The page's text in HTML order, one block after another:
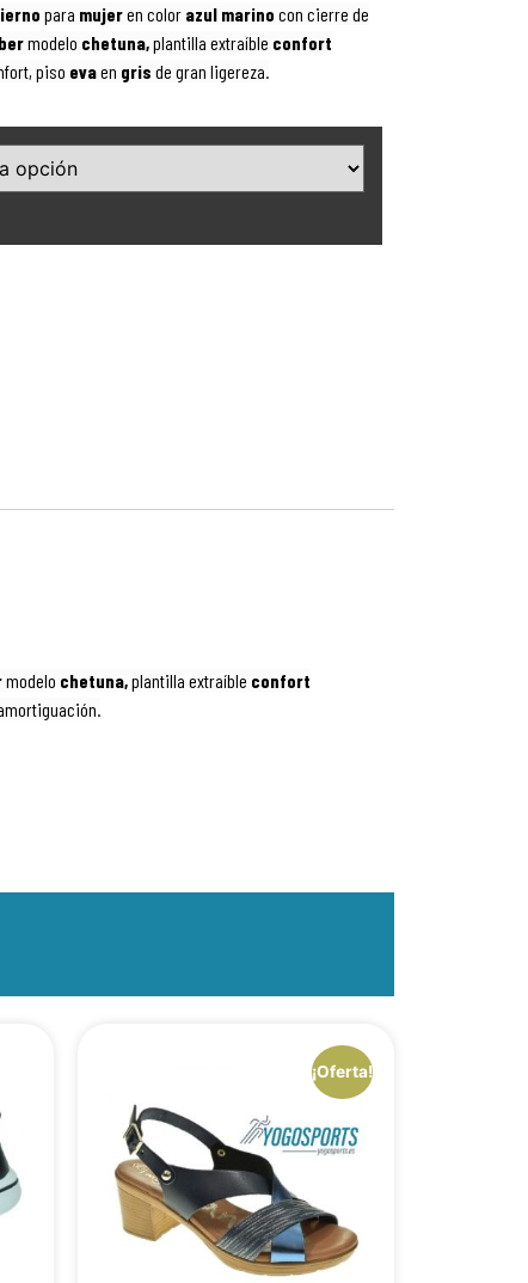
para mujeren color azul marino con cierre de
modelo chetuna,plantilla extraíble confort
, piso evaen gris de gran ligereza.
modelo chetuna,plantilla extraíble confort
¡Oferta!